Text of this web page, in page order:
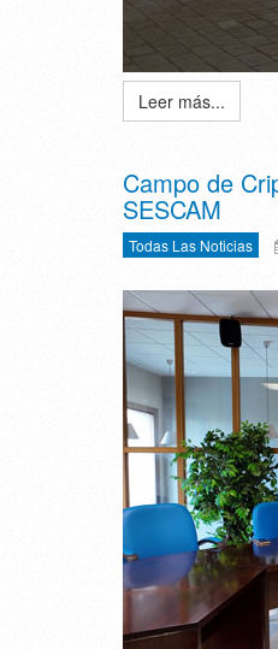
Leer más...
Campo de
SESCAM
Todas Las Noticias